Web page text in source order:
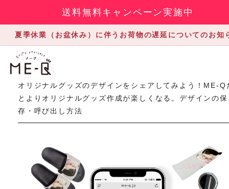
送料無料キャンペーン実施中
夏季休業（お盆休み）に伴うお荷物の遅延についてのお知
2018.2.14
オリジナルグッズのデザインをシェアしてみよう！ME-Q
とよりオリジナルグッズ作成が楽しくなる。デザインの保
存・呼び出し方法